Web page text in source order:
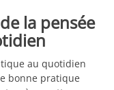
la pensée
au quotidien
bonne pratique